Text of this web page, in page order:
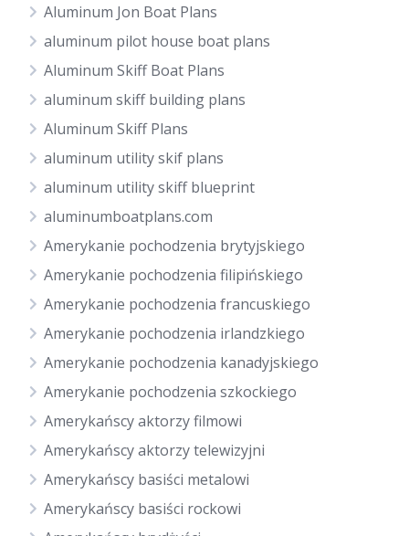
Aluminum Jon Boat Plans
aluminum pilot house boat plans
Aluminum Skiff Boat Plans
aluminum skiff building plans
Aluminum Skiff Plans
aluminum utility skif plans
aluminum utility skiff blueprint
aluminumboatplans.com
Amerykanie pochodzenia brytyjskiego
Amerykanie pochodzenia filipińskiego
Amerykanie pochodzenia francuskiego
Amerykanie pochodzenia irlandzkiego
Amerykanie pochodzenia kanadyjskiego
Amerykanie pochodzenia szkockiego
Amerykańscy aktorzy filmowi
Amerykańscy aktorzy telewizyjni
Amerykańscy basiści metalowi
Amerykańscy basiści rockowi